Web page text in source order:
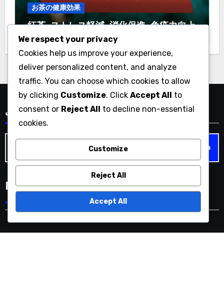
お茶の健康効果
紅茶: ストレス軽減, 消化促進, 免疫力向上
بحث
Search
Language
We respect your privacy
Cookies help us improve your experience,
deliver personalized content, and analyze
traffic. You can choose which cookies to allow
by clicking Customize. Click Accept All to
consent or Reject All to decline non-essential
cookies.
Customize
Reject All
Accept All